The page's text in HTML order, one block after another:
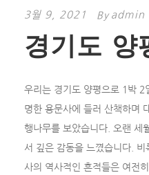
3월 9, 2021 By admin
경기도 양
우리는 경기도 양평으로 1박 2
명한 용문사에 들러 산책하며
행나무를 보았습니다. 오랜 세
서 깊은 감동을 느꼈습니다.
사의 역사적인 흔적들은 여전